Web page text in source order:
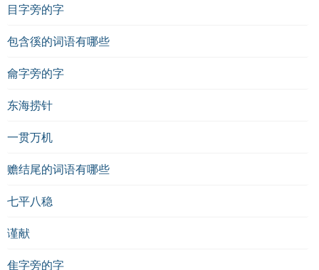
目字旁的字
包含徯的词语有哪些
龠字旁的字
东海捞针
一贯万机
赡结尾的词语有哪些
七平八稳
谨献
隹字旁的字